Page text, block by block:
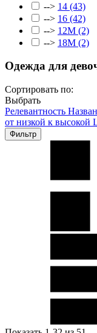
--> 14 (43)
--> 16 (42)
--> 12М (2)
--> 18М (2)
Одежда для
Сортировать по:
Выбрать
Релевантность
от низкой к высокой
Фильтр